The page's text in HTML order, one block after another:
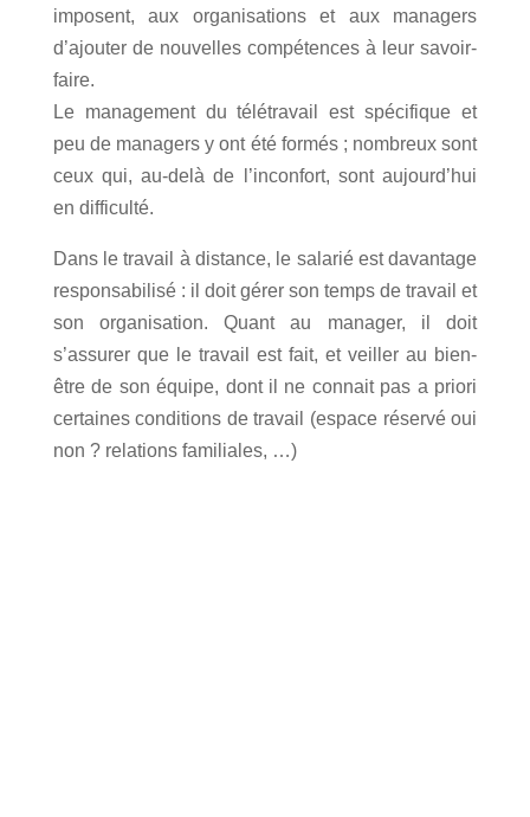
imposent, aux organisations et aux managers
d’ajouter de nouvelles compétences à leur savoir-
faire.
Le management du télétravail est spécifique et
peu de managers y ont été formés ; nombreux sont
ceux qui, au-delà de l’inconfort, sont aujourd’hui
en difficulté.
Dans le travail à distance, le salarié est davantage
responsabilisé : il doit gérer son temps de travail et
son organisation. Quant au manager, il doit
s’assurer que le travail est fait, et veiller au bien-
être de son équipe, dont il ne connait pas a priori
certaines conditions de travail (espace réservé oui
non ? relations familiales, …)